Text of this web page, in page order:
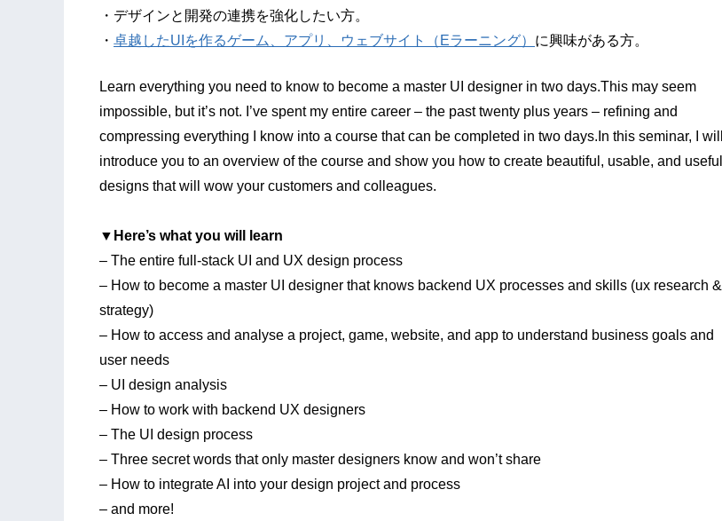
・デザインと開発の連携を強化したい方。
・ 卓越したUIを作るゲーム、アプリ、ウェブサイト（Eラーニング） に興味がある方。
Learn everything you need to know to become a master UI designer in two days.This may seem
impossible, but it’s not. I’ve spent my entire career – the past twenty plus years – refining and
compressing everything I know into a course that can be completed in two days.In this seminar, I will
introduce you to an overview of the course and show you how to create beautiful, usable, and useful
designs that will wow your customers and colleagues.
▼Here’s what you will learn
– The entire full-stack UI and UX design process
– How to become a master UI designer that knows backend UX processes and skills (ux research &
strategy)
– How to access and analyse a project, game, website, and app to understand business goals and
user needs
– UI design analysis
– How to work with backend UX designers
– The UI design process
– Three secret words that only master designers know and won’t share
– How to integrate AI into your design project and process
– and more!